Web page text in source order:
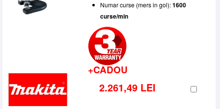
Numar curse (mers in gol):1600
curse/min
+CADOU
2.261,49 LEI